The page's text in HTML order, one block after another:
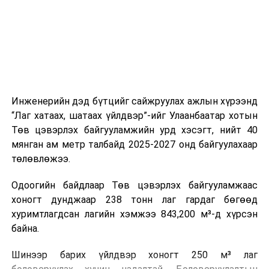
өдөр тутмын ажлын бэлэн байдлыг хангах зэрэг
практик ур чадварыг сургалтын хөтөлбөрт тусгажээ.
Сургалтыг танилцуулах лекц, асуулт-хариулт,
жишээнд суурилсан сургалт, багаар ажиллах дасгал,
танилцах, онцгой нөхцөлд ажиллах дадлага зэрэг
онол, практик хосолсон хэлбэрээр зохион байгуулж
байна.
зохион байгуулах Үндэсний хорооны Ажлын алба,
Инженерийн дэд бүтцийг сайжруулах ажлын хүрээнд
“Лаг хатаах, шатаах үйлдвэр”-ийг Улаанбаатар хотын
Төв цэвэрлэх байгууламжийн урд хэсэгт, нийт 40
мянган ам метр талбайд 2025-2027 онд байгуулахаар
төлөвлөжээ.
Одоогийн байдлаар Төв цэвэрлэх байгууламжаас
хоногт дунджаар 238 тонн лаг гардаг бөгөөд
хуримтлагдсан лагийн хэмжээ 843,200 м³-д хүрсэн
байна.
Шинээр барих үйлдвэр хоногт 250 м³ лаг